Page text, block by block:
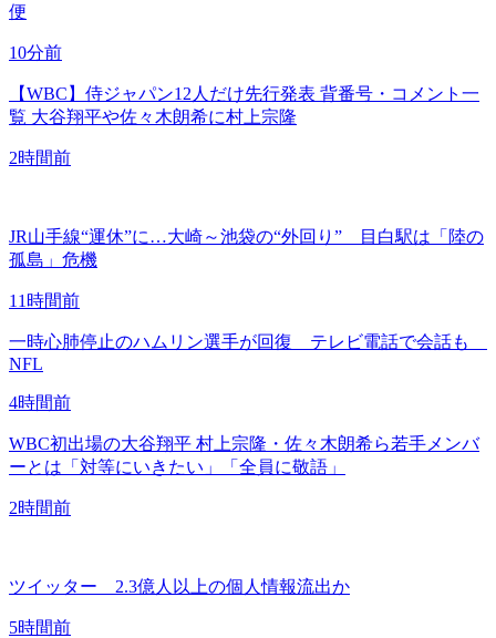
便
10分前
【WBC】侍ジャパン12人だけ先行発表 背番号・コメント一
覧 大谷翔平や佐々木朗希に村上宗隆
2時間前
JR山手線“運休”に…大崎～池袋の“外回り” 目白駅は「陸の
孤島」危機
11時間前
一時心肺停止のハムリン選手が回復 テレビ電話で会話も
NFL
4時間前
WBC初出場の大谷翔平 村上宗隆・佐々木朗希ら若手メンバ
ーとは「対等にいきたい」「全員に敬語」
2時間前
ツイッター 2.3億人以上の個人情報流出か
5時間前